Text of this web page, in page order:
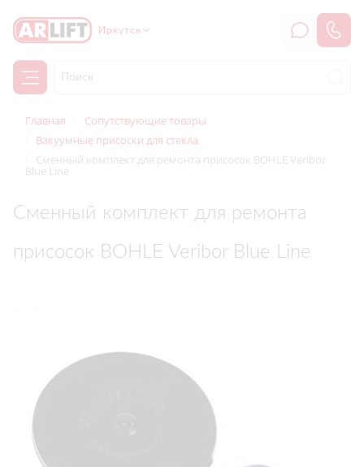
Иркутск
Главная
Сопутствующие товары
Вакуумные присоски для стекла
Сменный комплект для ремонта присосок BOHLE Veribor
Blue Line
Сменный комплект для ремонта
присосок BOHLE Veribor Blue Line